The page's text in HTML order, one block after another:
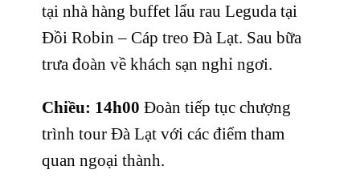
tại nhà hàng buffet lẩu rau Leguda tại
Đồi Robin – Cáp treo Đà Lạt. Sau bữa
trưa đoàn về khách sạn nghỉ ngơi.
Chiều: 14h00 Đoàn tiếp tục chượng
trình tour Đà Lạt với các điểm tham
quan ngoại thành.